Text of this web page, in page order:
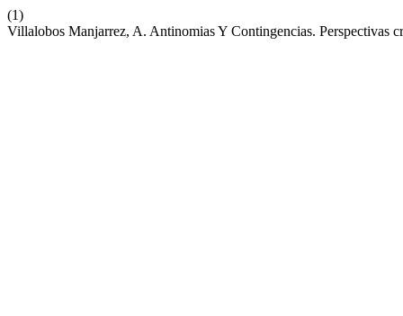
(1)
Villalobos Manjarrez, A. Antinomias Y Contingencias. Perspectivas